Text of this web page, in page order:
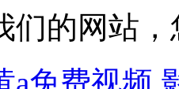
们的网站